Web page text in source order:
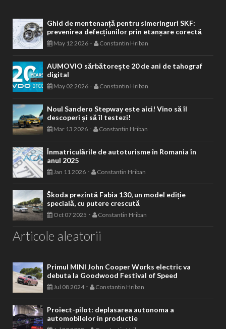
Ghid de mentenanță pentru simeringuri SKF:
prevenirea defecțiunilor prin etanșare corectă
May 12 2026 - Constantin Hriban
AUMOVIO sărbătorește 20 de ani de tahograf
digital
May 02 2026 - Constantin Hriban
Noul Sandero Stepway este aici! Vino să îl
descoperi și să îl testezi!
Mar 13 2026 - Constantin Hriban
Înmatriculările de autoturisme în Romania în
anul 2025
Jan 11 2026 - Constantin Hriban
Škoda prezintă Fabia 130, un model ediție
specială, cu putere crescută
Oct 07 2025 - Constantin Hriban
Articole aleatorii
Primul MINI John Cooper Works electric va
debuta la Goodwood Festival of Speed
Jul 08 2024- Constantin Hriban
Proiect-pilot: deplasarea autonoma a
automobilelor in productie